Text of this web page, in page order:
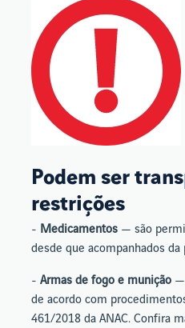
Podem ser
restrições
- Medicamentos — são
desde que acompanhados
- Armas de fogo e munição —
de acordo com
461/2018 da ANAC. Confira